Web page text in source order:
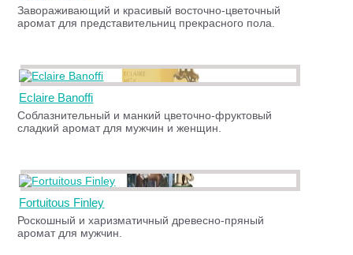
Завораживающий и красивый восточно-цветочный
аромат для представительниц прекрасного пола.
Eclaire Banoffi
Соблазнительный и манкий цветочно-фруктовый
сладкий аромат для мужчин и женщин.
Fortuitous Finley
Роскошный и харизматичный древесно-пряный
аромат для мужчин.